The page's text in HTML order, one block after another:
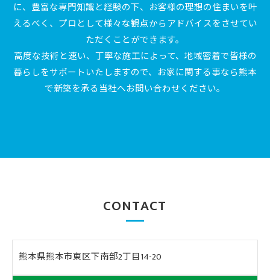
に、豊富な専門知識と経験の下、お客様の理想の住まいを叶
えるべく、プロとして様々な観点からアドバイスをさせてい
ただくことができます。
高度な技術と速い、丁寧な施工によって、地域密着で皆様の
暮らしをサポートいたしますので、お家に関する事なら熊本
で新築を承る当社へお問い合わせください。
CONTACT
熊本県熊本市東区下南部2丁目14-20